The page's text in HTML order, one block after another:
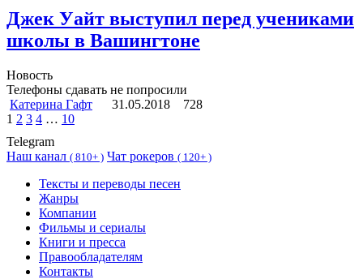
Джек Уайт выступил перед учениками
школы в Вашингтоне
Новость
Телефоны сдавать не попросили
Катерина Гафт
31.05.2018
728
1 2 3 4 … 10
Telegram
Наш канал ( 810+ ) Чат рокеров ( 120+ )
Тексты и переводы песен
Жанры
Компании
Фильмы и сериалы
Книги и пресса
Правообладателям
Контакты